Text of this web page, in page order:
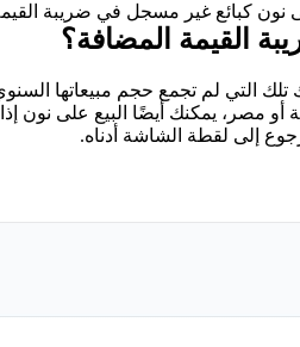
نون كبائع غير مسجل في ضريبة
القيمة المضافة؟
التي لم تجمع حجم مبيعاتها
أو مصر، يمكنك أيضًا البيع
إلى لقطة الشاشة أدناه.